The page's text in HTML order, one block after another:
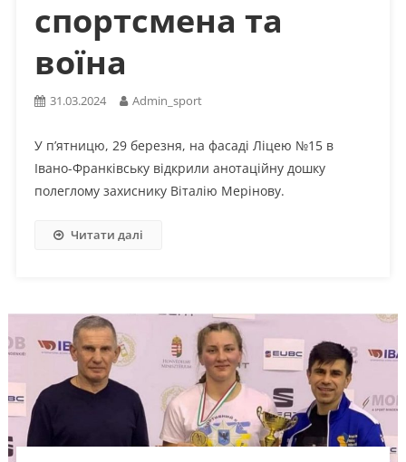
спортсмена та
воїна
31.03.2024 Admin_sport
У п’ятницю, 29 березня, на фасаді Ліцею №15 в
Івано-Франківську відкрили анотаційну дошку
полеглому захиснику Віталію Мерінову.
Читати далі